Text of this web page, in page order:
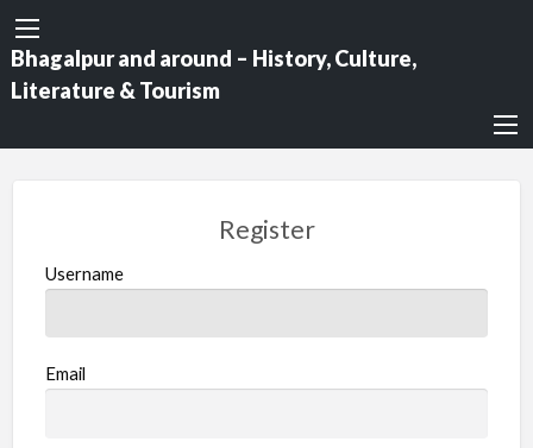
Bhagalpur and around – History, Culture,
Literature & Tourism
Register
Username
Email